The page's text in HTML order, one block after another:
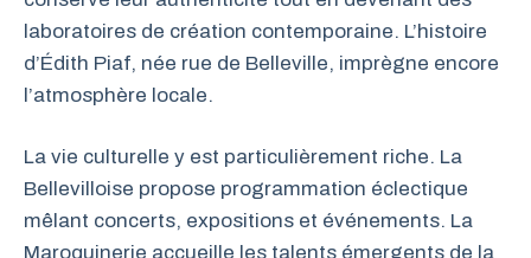
laboratoires de création contemporaine. L’histoire
d’Édith Piaf, née rue de Belleville, imprègne encore
l’atmosphère locale.
La vie culturelle y est particulièrement riche. La
Bellevilloise propose programmation éclectique
mêlant concerts, expositions et événements. La
Maroquinerie accueille les talents émergents de la